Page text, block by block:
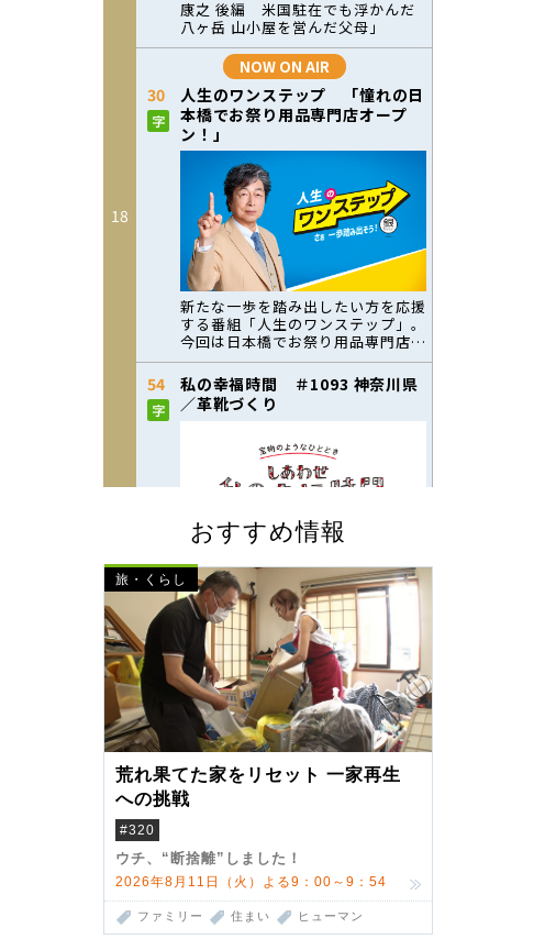
おすすめ情報
旅・くらし
荒れ果てた家をリセット 一家再生
への挑戦
#320
ウチ、“断捨離”しました！
2026年8月11日（火）よる9：00～9：54
ファミリー 住まい ヒューマン